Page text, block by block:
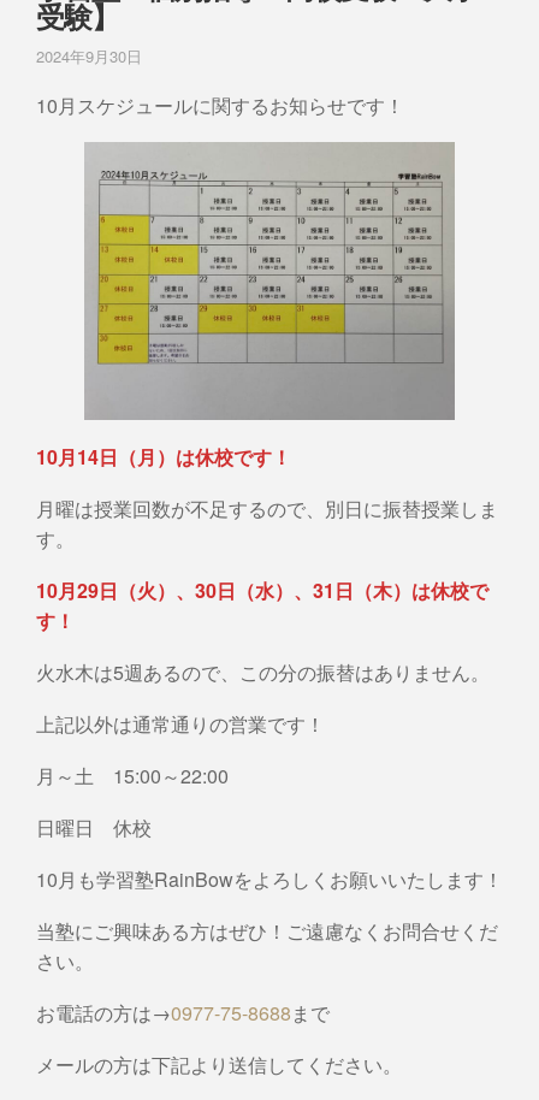
受験】
2024年9月30日
10月スケジュールに関するお知らせです！
10月14日（月）は休校です！
月曜は授業回数が不足するので、別日に振替授業しま
す。
10月29日（火）、30日（水）、31日（木）は休校で
す！
火水木は5週あるので、この分の振替はありません。
上記以外は通常通りの営業です！
月～土 15:00～22:00
日曜日 休校
10月も学習塾RainBowをよろしくお願いいたします！
当塾にご興味ある方はぜひ！ご遠慮なくお問合せくだ
さい。
お電話の方は→0977-75-8688まで
メールの方は下記より送信してください。